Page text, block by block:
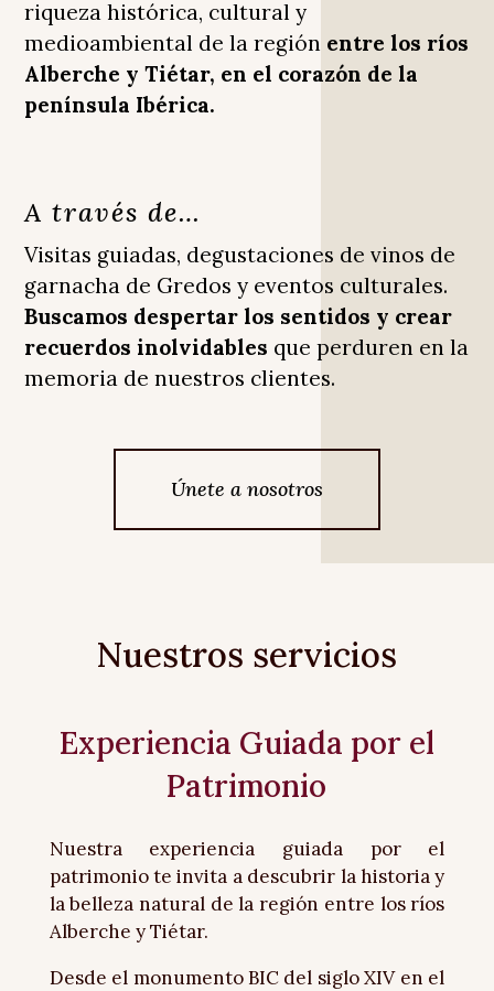
riqueza histórica, cultural y
medioambiental de la región entre los ríos
Alberche y Tiétar, en el corazón de la
península Ibérica.
A través de…
Visitas guiadas, degustaciones de vinos de
garnacha de Gredos y eventos culturales.
Buscamos despertar los sentidos y crear
recuerdos inolvidables que perduren en la
memoria de nuestros clientes.
Únete a nosotros
Nuestros servicios
Experiencia Guiada por el
Patrimonio
Nuestra experiencia guiada por el
patrimonio te invita a descubrir la historia y
la belleza natural de la región entre los ríos
Alberche y Tiétar.
Desde el monumento BIC del siglo XIV en el